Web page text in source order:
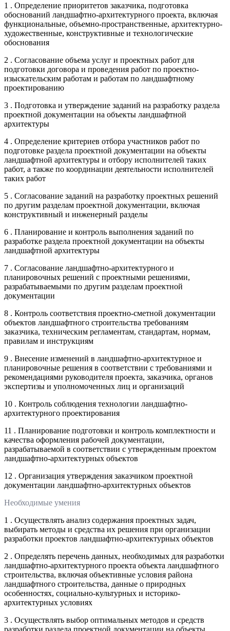
1 . Определение приоритетов заказчика, подготовка
обоснований ландшафтно-архитектурного проекта, включая
функциональные, объемно-пространственные, архитектурно-
художественные, конструктивные и технологические
обоснования
2 . Согласование объема услуг и проектных работ для
подготовки договора и проведения работ по проектно-
изыскательским работам и работам по ландшафтному
проектированию
3 . Подготовка и утверждение заданий на разработку раздела
проектной документации на объекты ландшафтной
архитектуры
4 . Определение критериев отбора участников работ по
подготовке раздела проектной документации на объекты
ландшафтной архитектуры и отбору исполнителей таких
работ, а также по координации деятельности исполнителей
таких работ
5 . Согласование заданий на разработку проектных решений
по другим разделам проектной документации, включая
конструктивный и инженерный разделы
6 . Планирование и контроль выполнения заданий по
разработке раздела проектной документации на объекты
ландшафтной архитектуры
7 . Согласование ландшафтно-архитектурного и
планировочных решений с проектными решениями,
разрабатываемыми по другим разделам проектной
документации
8 . Контроль соответствия проектно-сметной документации
объектов ландшафтного строительства требованиям
заказчика, техническим регламентам, стандартам, нормам,
правилам и инструкциям
9 . Внесение изменений в ландшафтно-архитектурное и
планировочные решения в соответствии с требованиями и
рекомендациями руководителя проекта, заказчика, органов
экспертизы и уполномоченных лиц и организаций
10 . Контроль соблюдения технологии ландшафтно-
архитектурного проектирования
11 . Планирование подготовки и контроль комплектности и
качества оформления рабочей документации,
разрабатываемой в соответствии с утвержденным проектом
ландшафтно-архитектурных объектов
12 . Организация утверждения заказчиком проектной
документации ландшафтно-архитектурных объектов
Необходимые умения
1 . Осуществлять анализ содержания проектных задач,
выбирать методы и средства их решения при организации
разработки проектов ландшафтно-архитектурных объектов
2 . Определять перечень данных, необходимых для разработки
ландшафтно-архитектурного проекта объекта ландшафтного
строительства, включая объективные условия района
ландшафтного строительства, данные о природных
особенностях, социально-культурных и историко-
архитектурных условиях
3 . Осуществлять выбор оптимальных методов и средств
разработки раздела проектной документации на объекты